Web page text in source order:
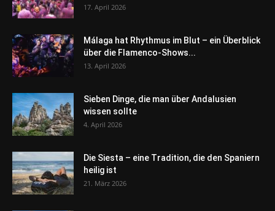
17. April 2026
Málaga hat Rhythmus im Blut – ein Überblick
über die Flamenco-Shows...
13. April 2026
Sieben Dinge, die man über Andalusien
wissen sollte
4. April 2026
Die Siesta – eine Tradition, die den Spaniern
heilig ist
21. März 2026